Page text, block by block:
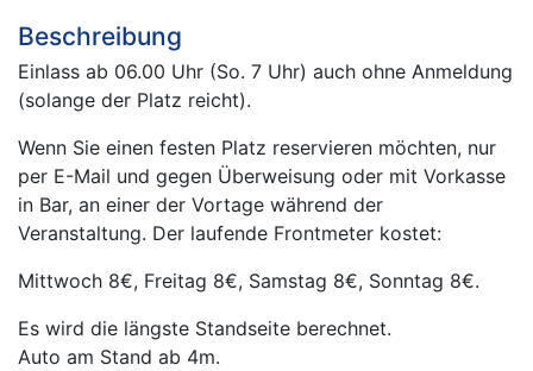
Beschreibung
Einlass ab 06.00 Uhr (So. 7 Uhr) auch ohne Anmeldung
(solange der Platz reicht).
Wenn Sie einen festen Platz reservieren möchten, nur
per E-Mail und gegen Überweisung oder mit Vorkasse
in Bar, an einer der Vortage während der
Veranstaltung. Der laufende Frontmeter kostet:
Mittwoch 8€, Freitag 8€, Samstag 8€, Sonntag 8€.
Es wird die längste Standseite berechnet.
Auto am Stand ab 4m.